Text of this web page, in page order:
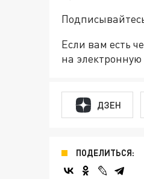
Если вам есть
на электронную
ДЗЕН
ПОДЕЛИТЬСЯ: